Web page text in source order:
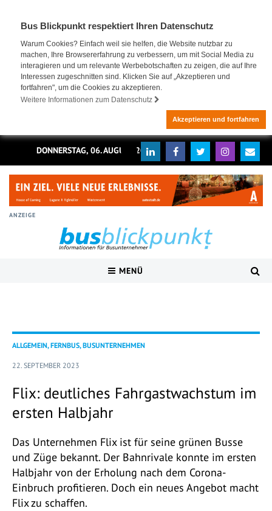
Bus Blickpunkt respektiert Ihren Datenschutz
Warum Cookies? Einfach weil sie helfen, die Website nutzbar zu
machen, Ihre Browsererfahrung zu verbessern, um mit Social Media zu
interagieren und um relevante Werbebotschaften zu zeigen, die auf Ihre
Interessen zugeschnitten sind. Klicken Sie auf „Akzeptieren und
fortfahren", um die Cookies zu akzeptieren.
Weitere Informationen zum Datenschutz
Akzeptieren und fortfahren
DONNERSTAG, 06. AUGUST 2026
ANZEIGE
MENÜ
ALLGEMEIN, FERNBUS, BUSUNTERNEHMEN
22. SEPTEMBER 2023
Flix: deutliches Fahrgastwachstum im
ersten Halbjahr
Das Unternehmen Flix ist für seine grünen Busse
und Züge bekannt. Der Bahnrivale konnte im ersten
Halbjahr von der Erholung nach dem Corona-
Einbruch profitieren. Doch ein neues Angebot macht
Flix zu schaffen.